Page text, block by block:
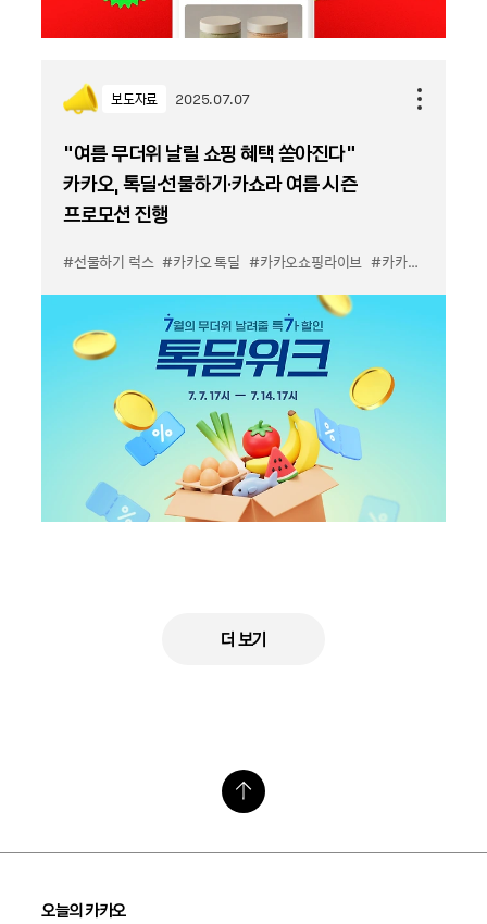
보도자료 2025.07.07
“여름 무더위 날릴 쇼핑 혜택 쏟아진다”
카카오, 톡딜·선물하기·카쇼라 여름 시즌
프로모션 진행
#선물하기 럭스 #카카오 톡딜 #카카오쇼핑라이브 #카카오톡 선물하기
더 보기
오늘의 카카오